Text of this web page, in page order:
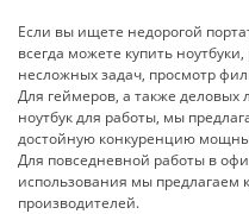
Если вы ищете недорогой
всегда можете купить
несложных задач, просмотр
Для геймеров, а также
ноутбук для работы, мы
достойную конкуренцию
Для повседневной работы в
использования мы предлагаем
производителей.